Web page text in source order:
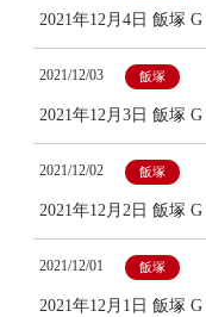
2021年12月4日 飯塚
2021/12/03 飯塚
2021年12月3日 飯塚
2021/12/02 飯塚
2021年12月2日 飯塚
2021/12/01 飯塚
2021年12月1日 飯塚